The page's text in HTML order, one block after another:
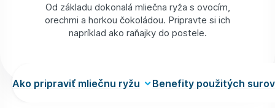
Od základu dokonalá mliečna ryža s ovocím,
orechmi a horkou čokoládou. Pripravte si ich
napríklad ako raňajky do postele.
Ako pripraviť mliečnu ryžu Benefity použitých